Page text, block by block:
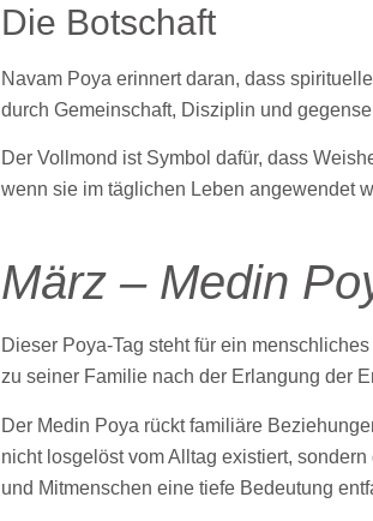
Die Botschaft
Navam Poya erinnert daran, dass
durch Gemeinschaft, Disziplin und
Der Vollmond ist Symbol dafür, dass
wenn sie im täglichen Leben angewendet
März – Medin
Dieser Poya-Tag steht für ein
zu seiner Familie nach der Erlangung der
Der Medin Poya rückt familiäre
nicht losgelöst vom Alltag existiert,
und Mitmenschen eine tiefe Bedeutung